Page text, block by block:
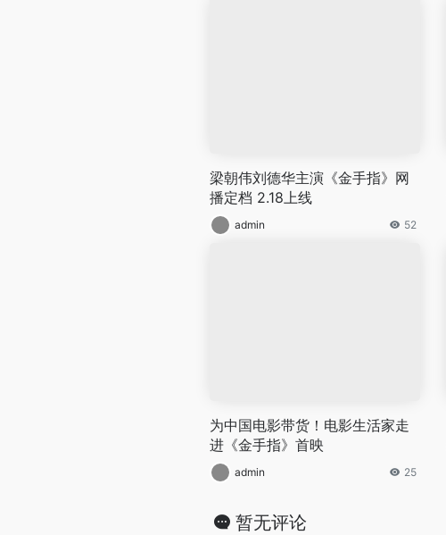
梁朝伟刘德华主演《金手指》网
播定档 2.18上线
admin 52
为中国电影带货！电影生活家走
进《金手指》首映
admin 25
暂无评论